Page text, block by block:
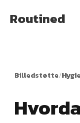
Routined
Billedstøtte/